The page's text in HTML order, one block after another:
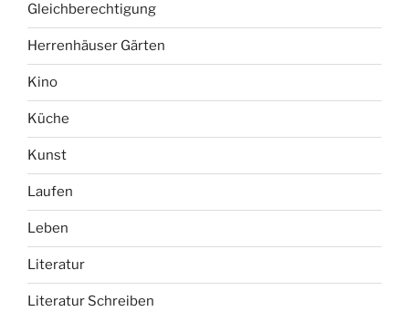
Gleichberechtigung
Herrenhäuser Gärten
Kino
Küche
Kunst
Laufen
Leben
Literatur
Literatur Schreiben